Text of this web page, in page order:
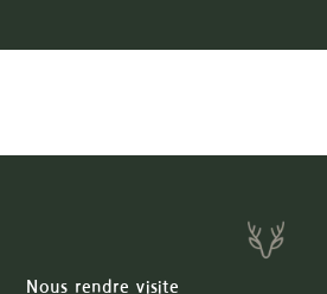
Nous rendre visite